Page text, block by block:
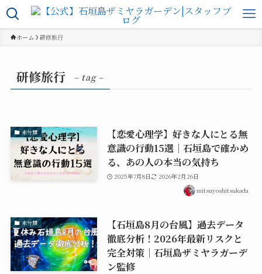
ホーム 研修旅行
研修旅行 – tag –
未分類
【恋愛心理学】好きな人にとる無
意識の行動15選｜石垣島で確かめ
る、あの人の本当の気持ち
2025年7月8日
2026年2月26日
mitsuyoshitsukada
未分類
【石垣島8月の台風】過去データ
徹底分析！2026年最新リスクと
完全対策｜石垣島ザミヤラガーデ
ン監修